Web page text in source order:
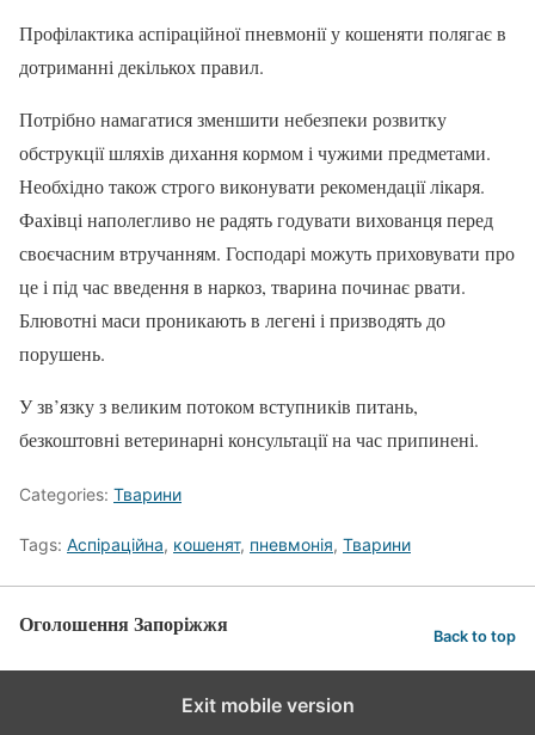
Профілактика аспіраційної пневмонії у кошеняти полягає в
дотриманні декількох правил.
Потрібно намагатися зменшити небезпеки розвитку
обструкції шляхів дихання кормом і чужими предметами.
Необхідно також строго виконувати рекомендації лікаря.
Фахівці наполегливо не радять годувати вихованця перед
своєчасним втручанням. Господарі можуть приховувати про
це і під час введення в наркоз, тварина починає рвати.
Блювотні маси проникають в легені і призводять до
порушень.
У зв’язку з великим потоком вступників питань,
безкоштовні ветеринарні консультації на час припинені.
Categories: Тварини
Tags: Аспіраційна, кошенят, пневмонія, Тварини
Оголошення Запоріжжя Back to top
Exit mobile version